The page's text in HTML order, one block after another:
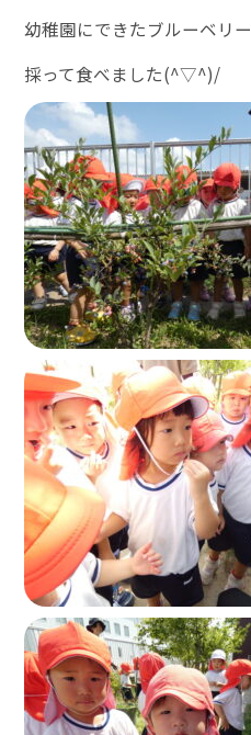
幼稚園にできたブルーベリー
採って食べました(^▽^)/